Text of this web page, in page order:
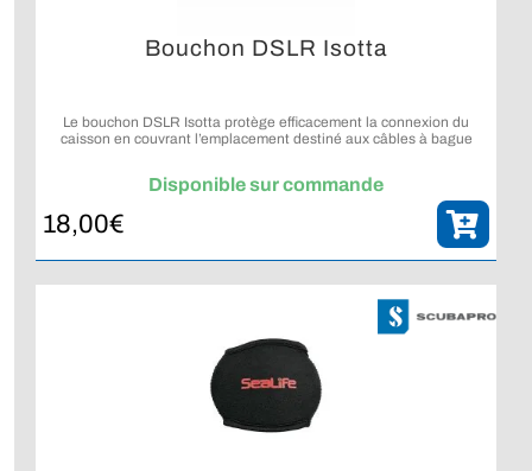
Bouchon DSLR Isotta
Le bouchon DSLR Isotta protège efficacement la connexion du
caisson en couvrant l’emplacement destiné aux câbles à bague
Disponible sur commande
18,00€